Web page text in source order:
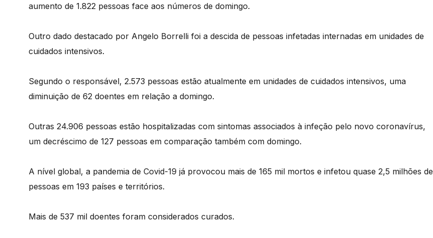
aumento de 1.822 pessoas face aos números de domingo.
Outro dado destacado por Angelo Borrelli foi a descida de pessoas infetadas internadas em unidades de
cuidados intensivos.
Segundo o responsável, 2.573 pessoas estão atualmente em unidades de cuidados intensivos, uma
diminuição de 62 doentes em relação a domingo.
Outras 24.906 pessoas estão hospitalizadas com sintomas associados à infeção pelo novo coronavírus,
um decréscimo de 127 pessoas em comparação também com domingo.
A nível global, a pandemia de Covid-19 já provocou mais de 165 mil mortos e infetou quase 2,5 milhões de
pessoas em 193 países e territórios.
Mais de 537 mil doentes foram considerados curados.